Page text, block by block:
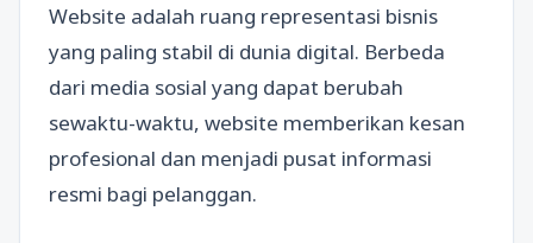
Website adalah ruang representasi bisnis
yang paling stabil di dunia digital. Berbeda
dari media sosial yang dapat berubah
sewaktu-waktu, website memberikan kesan
profesional dan menjadi pusat informasi
resmi bagi pelanggan.